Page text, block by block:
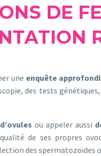
DE
une enquête
des tests
ou appeler aussi
de ses propres
des spermatozoïdes